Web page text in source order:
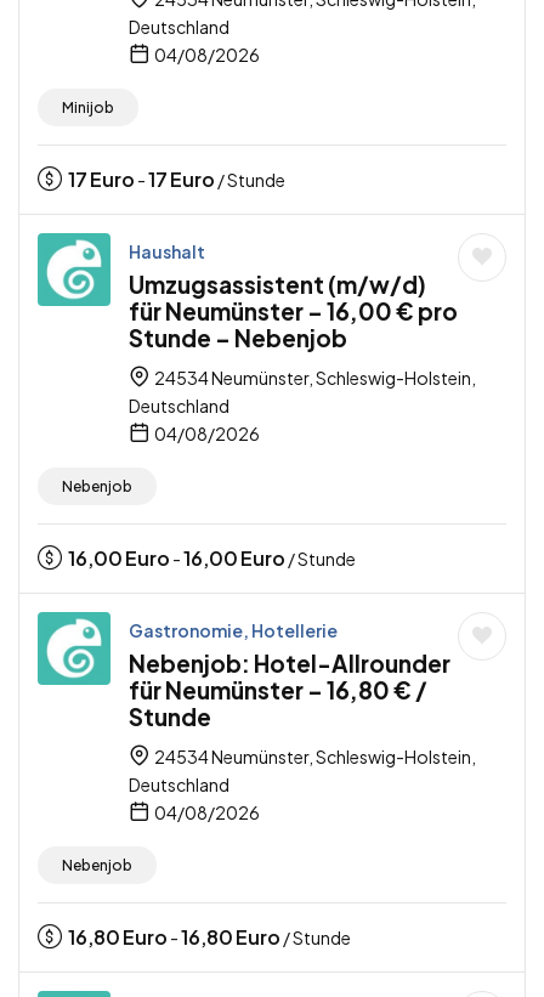
Deutschland
04/08/2026
Minijob
17Euro -17Euro / Stunde
Haushalt
Umzugsassistent (m/w/d)
für Neumünster – 16,00 € pro
Stunde – Nebenjob
24534 Neumünster, Schleswig-Holstein,
Deutschland
04/08/2026
Nebenjob
16,00Euro -16,00Euro / Stunde
Gastronomie, Hotellerie
Nebenjob: Hotel-Allrounder
für Neumünster – 16,80 € /
Stunde
24534 Neumünster, Schleswig-Holstein,
Deutschland
04/08/2026
Nebenjob
16,80Euro -16,80Euro / Stunde